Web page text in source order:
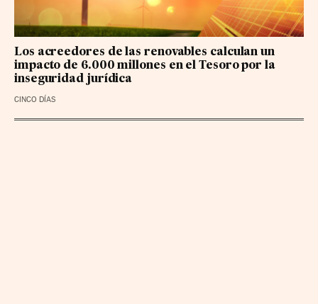
Los acreedores de las renovables calculan un
impacto de 6.000 millones en el Tesoro por la
inseguridad jurídica
CINCO DÍAS